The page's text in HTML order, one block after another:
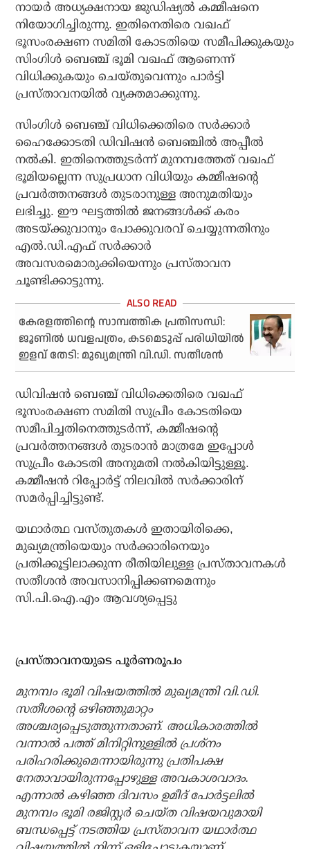
നായര്‍ അധ്യക്ഷനായ ജുഡിഷ്യല്‍ കമ്മീഷനെ
നിയോഗിച്ചിരുന്നു. ഇതിനെതിരെ വഖഫ്
ഭൂസംരക്ഷണ സമിതി കോടതിയെ സമീപിക്കുകയും
സിംഗിള്‍ ബെഞ്ച് ഭൂമി വഖഫ് ആണെന്ന്
വിധിക്കുകയും ചെയ്തുവെന്നും പാര്‍ട്ടി
പ്രസ്താവനയില്‍ വ്യക്തമാക്കുന്നു.
സിംഗിള്‍ ബെഞ്ച് വിധിക്കെതിരെ സര്‍ക്കാര്‍
ഹൈക്കോടതി ഡിവിഷന്‍ ബെഞ്ചില്‍ അപ്പീല്‍
നല്‍കി. ഇതിനെത്തുടര്‍ന്ന് മുനമ്പത്തേത് വഖഫ്
ഭൂമിയല്ലെന്ന സുപ്രധാന വിധിയും കമ്മീഷന്റെ
പ്രവര്‍ത്തനങ്ങള്‍ തുടരാനുള്ള അനുമതിയും
ലഭിച്ചു. ഈ ഘട്ടത്തില്‍ ജനങ്ങള്‍ക്ക് കരം
അടയ്ക്കുവാനും പോക്കുവരവ് ചെയ്യുന്നതിനും
എല്‍.ഡി.എഫ് സര്‍ക്കാര്‍
അവസരമൊരുക്കിയെന്നും പ്രസ്താവന
ചൂണ്ടിക്കാട്ടുന്നു.
കേരളത്തിന്റെ സാമ്പത്തിക പ്രതിസന്ധി:
ജൂണിൽ ധവളപത്രം, കടമെടുപ്പ് പരിധിയിൽ
ഇളവ് തേടി: മുഖ്യമന്ത്രി വി.ഡി. സതീശൻ
ഡിവിഷന്‍ ബെഞ്ച് വിധിക്കെതിരെ വഖഫ്
ഭൂസംരക്ഷണ സമിതി സുപ്രീം കോടതിയെ
സമീപിച്ചതിനെത്തുടര്‍ന്ന്, കമ്മീഷന്റെ
പ്രവര്‍ത്തനങ്ങള്‍ തുടരാന്‍ മാത്രമേ ഇപ്പോള്‍
സുപ്രീം കോടതി അനുമതി നല്‍കിയിട്ടുള്ളൂ.
കമ്മീഷന്‍ റിപ്പോര്‍ട്ട് നിലവില്‍ സര്‍ക്കാരിന്
സമര്‍പ്പിച്ചിട്ടുണ്ട്.
യഥാര്‍ത്ഥ വസ്തുതകള്‍ ഇതായിരിക്കെ,
മുഖ്യമന്ത്രിയെയും സര്‍ക്കാരിനെയും
പ്രതിക്കൂട്ടിലാക്കുന്ന രീതിയിലുള്ള പ്രസ്താവനകള്‍
സതീശന്‍ അവസാനിപ്പിക്കണമെന്നും
സി.പി.ഐ.എം ആവശ്യപ്പെട്ടു
പ്രസ്താവനയുടെ പൂര്‍ണരൂപം
മുനമ്പം ഭൂമി വിഷയത്തില്‍ മുഖ്യമന്ത്രി വി.ഡി.
സതീശന്റെ ഒഴിഞ്ഞുമാറ്റം
അശ്ചര്യപ്പെടുത്തുന്നതാണ്. അധികാരത്തില്‍
വന്നാല്‍ പത്ത് മിനിറ്റിനുള്ളില്‍ പ്രശ്നം
പരിഹരിക്കുമെന്നായിരുന്നു പ്രതിപക്ഷ
നേതാവായിരുന്നപ്പോഴുള്ള അവകാശവാദം.
എന്നാല്‍ കഴിഞ്ഞ ദിവസം ഉമീദ് പോര്‍ട്ടലില്‍
മുനമ്പം ഭൂമി രജിസ്റ്റര്‍ ചെയ്ത വിഷയവുമായി
ബന്ധപ്പെട്ട് നടത്തിയ പ്രസ്താവന യഥാര്‍ത്ഥ